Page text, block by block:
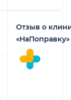
Отзыв о
«НаПоправку»